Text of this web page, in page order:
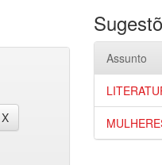
Assunto